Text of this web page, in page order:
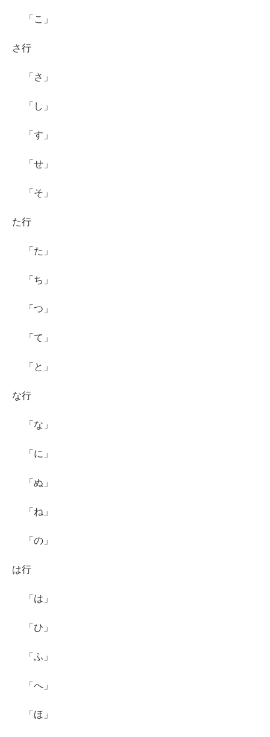
「こ」
さ行
「さ」
「し」
「す」
「せ」
「そ」
た行
「た」
「ち」
「つ」
「て」
「と」
な行
「な」
「に」
「ぬ」
「ね」
「の」
は行
「は」
「ひ」
「ふ」
「へ」
「ほ」